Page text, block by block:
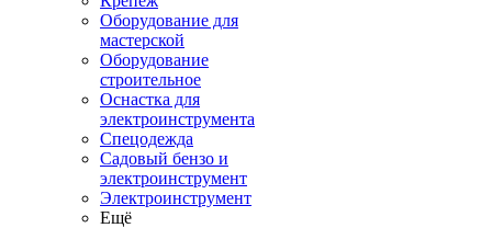
Оборудование для
мастерской
Оборудование
строительное
Оснастка для
электроинструмента
Спецодежда
Садовый бензо и
электроинструмент
Электроинструмент
Ещё